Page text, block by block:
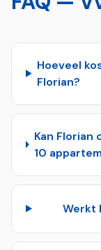
Hoeveel
Florian?
Kan Florian
10
Werkt